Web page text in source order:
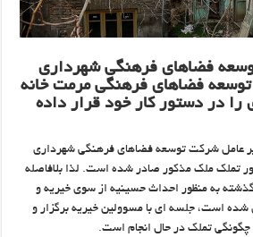
فضا‌های فرهنگی شهرداری
فضا‌های فرهنگی مرمت خانه
در دستور کار خود قرار داده
عامل شرکت توسعه فضاهای فرهنگی شهرداری
تملک ملک مذکور صادر شده است. لذا بلافاصله
به منظور احداث حسینیه از سوی خیریه و
است، جلسه ای با مسوولین خیریه برگزار و
تملک در حال انجام است.